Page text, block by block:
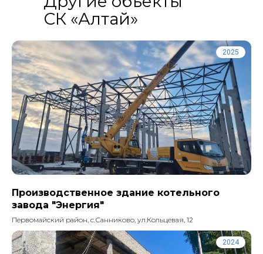
СК «Алтай»
2025
Производственное здание котельного
завода "Энергия"
Первомайский район, с.Санниково, ул.Кольцевая, 12
2024